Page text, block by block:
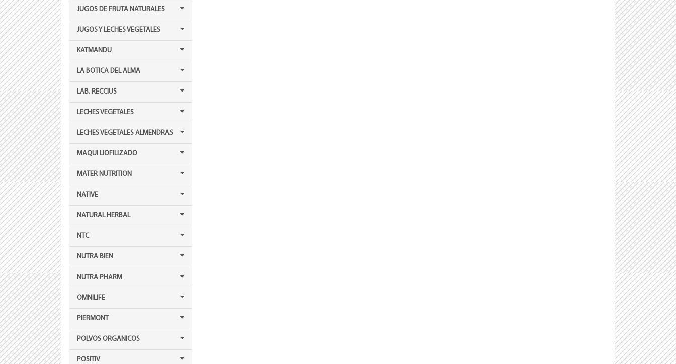
JUGOS DE FRUTA NATURALES
JUGOS Y LECHES VEGETALES
KATMANDU
LA BOTICA DEL ALMA
LAB. RECCIUS
LECHES VEGETALES
LECHES VEGETALES ALMENDRAS
MAQUI LIOFILIZADO
MATER NUTRITION
NATIVE
NATURAL HERBAL
NTC
NUTRA BIEN
NUTRA PHARM
OMNILIFE
PIERMONT
POLVOS ORGANICOS
POSITIV